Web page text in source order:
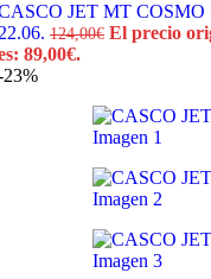
JET MT
124,00€ El precio
89,00€.
23%